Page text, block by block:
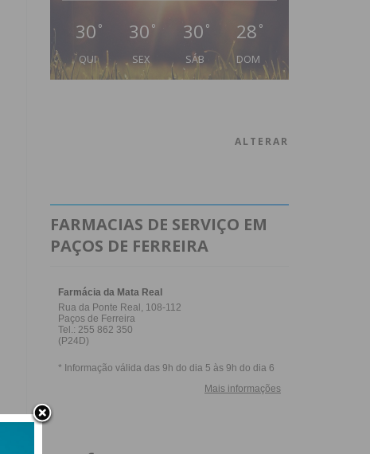
30 °
QUI
30 °
SEX
30 °
SÁB
28 °
DOM
ALTERAR
FARMACIAS DE SERVIÇO EM
PAÇOS DE FERREIRA